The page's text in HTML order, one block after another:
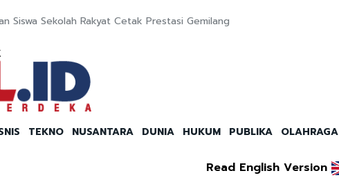
Siswa Sekolah Rakyat Cetak Prestasi Gemilang
TEKNO NUSANTARA DUNIA HUKUM PUBLIKA OLAHRAGA
Read English Version